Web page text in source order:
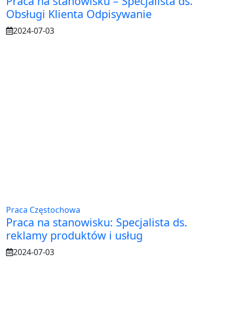
Obsługi Klienta Odpisywanie
2024-07-03
Praca Częstochowa
Praca na stanowisku: Specjalista ds.
reklamy produktów i usług
2024-07-03